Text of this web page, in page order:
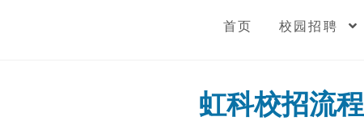
首页 校园招聘
虹科校招流程